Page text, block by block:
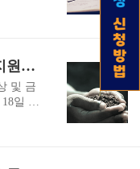
한눈
혜정
비스
, 선정
가가
에 따
다.
은 생
여 이
2024년 긴급복지 생계지원 생계지원대상 생계지원금 지원요청
및 금
일 예
습니